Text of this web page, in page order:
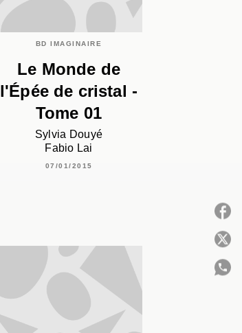
BD IMAGINAIRE
Le Monde de
l'Épée de cristal -
Tome 01
Sylvia Douyé
Fabio Lai
07/01/2015